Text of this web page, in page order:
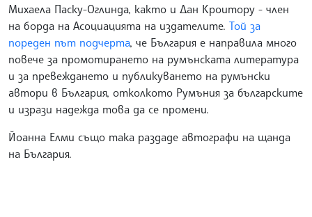
Михаела Паску-Оглинда, както и Дан Кроитору - член
на борда на Асоциацията на издателите. Той за
пореден път подчерта, че България е направила много
повече за промотирането на румънската литература
и за превеждането и публикуването на румънски
автори в България, отколкото Румъния за българските
и изрази надежда това да се промени.
Йоанна Елми също така раздаде автографи на щанда
на България.